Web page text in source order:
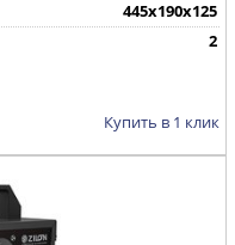
445x190x125
2
Купить в 1 клик